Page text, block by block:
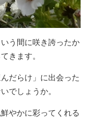
う間に咲き誇ったか
きます。
だらけ」に出会った
でしょうか。
やかに彩ってくれる